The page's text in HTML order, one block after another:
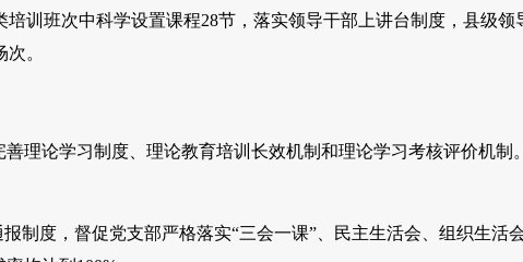
班次中科学设置课程28节，落实领导干部上讲台制度，县级领
。
论学习制度、理论教育培训长效机制和理论学习考核评价机制
度，督促党支部严格落实“三会一课”、民主生活会、组织生活